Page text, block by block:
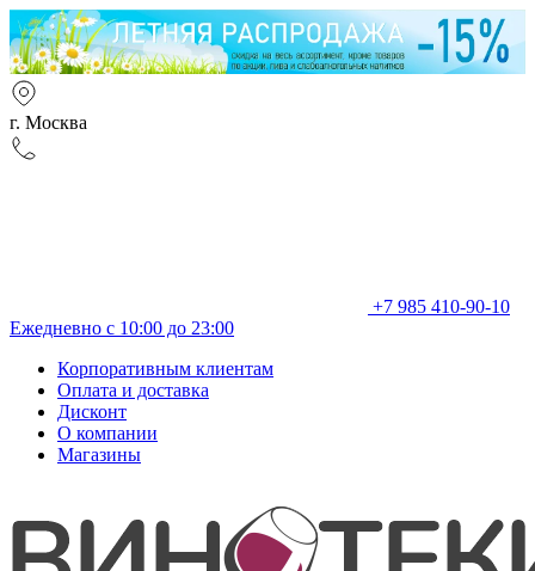
г. Москва
+7 985 410-90-10
Ежедневно с 10:00 до 23:00
Корпоративным клиентам
Оплата и доставка
Дисконт
О компании
Магазины